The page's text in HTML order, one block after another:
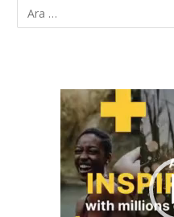
Video
oynatıcı